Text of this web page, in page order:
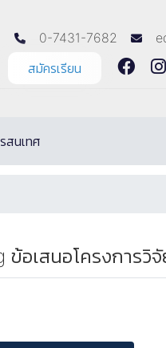
0-7431-7682
สมัครเรียน
สนเทศ
เสนอโครงการวิจั